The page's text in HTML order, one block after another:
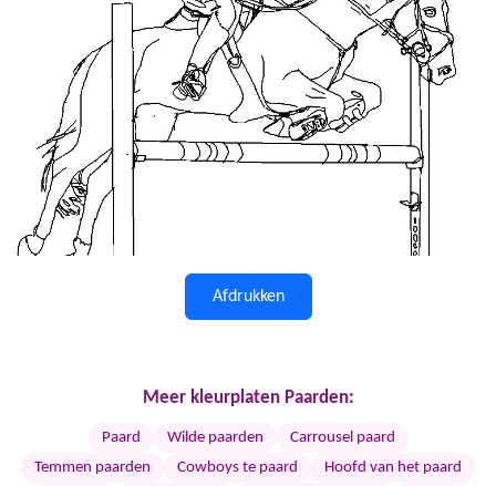
Afdrukken
Meer kleurplaten Paarden:
Paard Wilde paarden
Carrousel paard
Temmen paarden
Cowboys te paard
Hoofd van het paard